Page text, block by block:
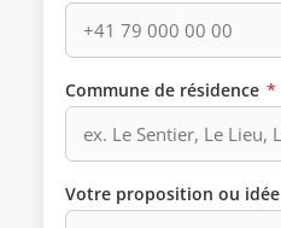
Commune de résidence *
Votre proposition ou idée